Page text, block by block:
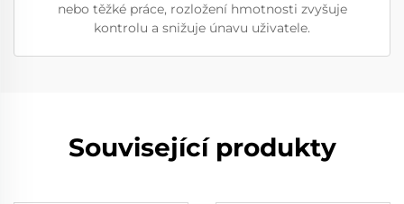
nebo těžké práce, rozložení hmotnosti zvyšuje
kontrolu a snižuje únavu uživatele.
Související produkty